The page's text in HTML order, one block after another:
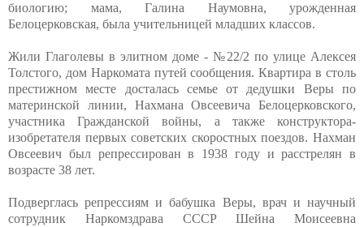
биологию; мама, Галина Наумовна, урожденная
Белоцерковская, была учительницей младших классов.
Жили Глаголевы в элитном доме - №22/2 по улице Алексея
Толстого, дом Наркомата путей сообщения. Квартира в столь
престижном месте досталась семье от дедушки Веры по
материнской линии, Нахмана Овсеевича Белоцерковского,
участника Гражданской войны, а также конструктора-
изобретателя первых советских скоростных поездов. Нахман
Овсеевич был репрессирован в 1938 году и расстрелян в
возрасте 38 лет.
Подверглась репрессиям и бабушка Веры, врач и научный
сотрудник Наркомздрава СССР Шейна Моисеевна